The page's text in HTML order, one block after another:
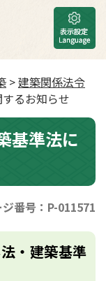
>建築関係法令
るお知らせ
基準法に
番号：P-011571
・建築基準